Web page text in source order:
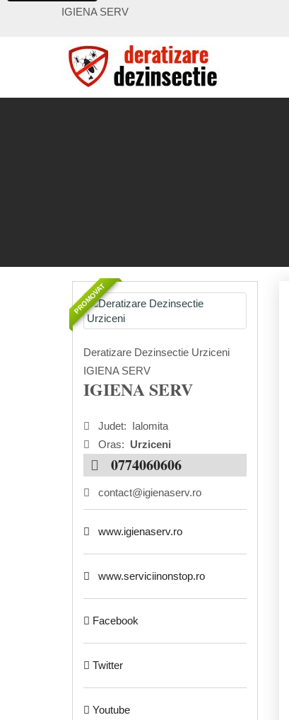
IGIENA SERV
PROMOVAT
Deratizare Dezinsectie Urziceni
IGIENA SERV
IGIENA SERV
Judet: Ialomita
Oras: Urziceni
0774060606
contact@igienaserv.ro
www.igienaserv.ro
www.serviciinonstop.ro
Facebook
Twitter
Youtube